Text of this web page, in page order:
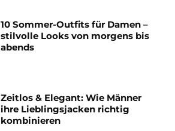
10 Sommer-Outfits für Damen –
stilvolle Looks von morgens bis
abends
Zeitlos & Elegant: Wie Männer
ihre Lieblingsjacken richtig
kombinieren